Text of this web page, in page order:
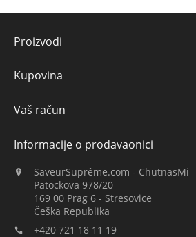
Proizvodi
Kupovina
Vaš račun
Informacije o prodavaonici

SaveurSuprême.com - ChutnasMi
Patockova 978/20
169 00 Prag 6 - Stresovice
Češka Republika
 +420 721 18 11 19